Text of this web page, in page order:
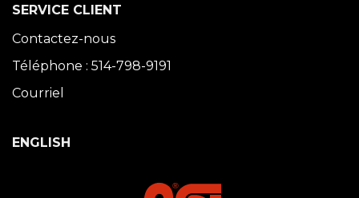
SERVICE CLIENT
Contactez-nous
Téléphone : 514-798-9191
Courriel
ENGLISH